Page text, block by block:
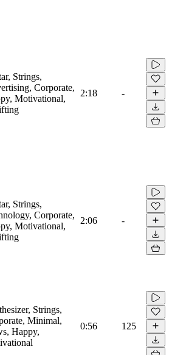
Strings,
Corporate,
Motivational,
2:18 -
Strings,
Corporate,
Motivational,
2:06 -
Strings,
Minimal,
Happy,
0:56 125